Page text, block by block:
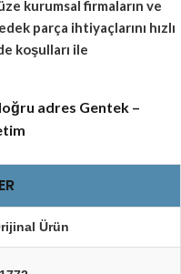
kurumsal firmaların ve
parça ihtiyaçlarını hızlı
koşulları ile
adres Gentek –
Ürün